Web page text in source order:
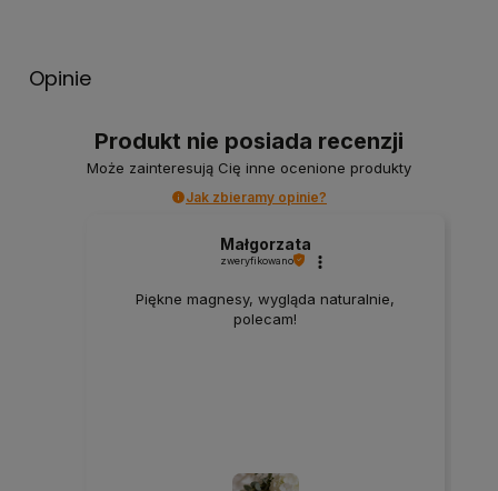
Opinie
Produkt nie posiada recenzji
Może zainteresują Cię inne ocenione produkty
Jak zbieramy opinie?
Małgorzata
zweryfikowano
Piękne magnesy, wygląda naturalnie,
polecam!